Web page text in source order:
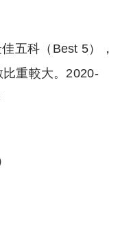
五科（Best 5），
重較大。2020-